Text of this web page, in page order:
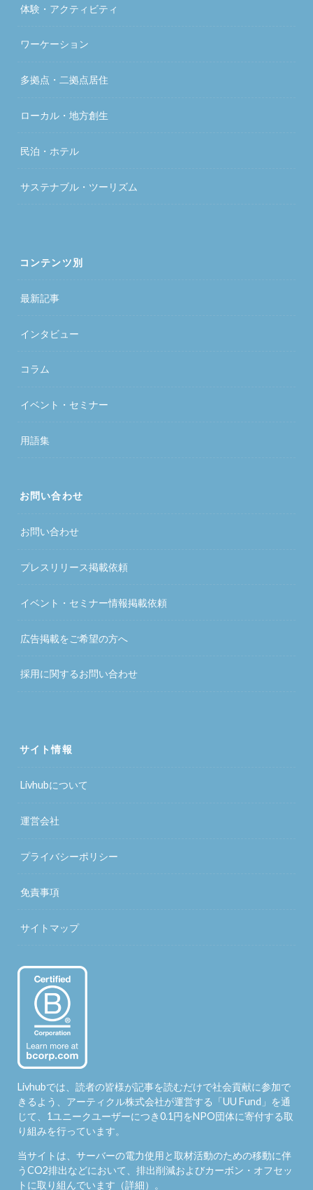
体験・アクティビティ
ワーケーション
多拠点・二拠点居住
ローカル・地方創生
民泊・ホテル
サステナブル・ツーリズム
コンテンツ別
最新記事
インタビュー
コラム
イベント・セミナー
用語集
お問い合わせ
お問い合わせ
プレスリリース掲載依頼
イベント・セミナー情報掲載依頼
広告掲載をご希望の方へ
採用に関するお問い合わせ
サイト情報
Livhubについて
運営会社
プライバシーポリシー
免責事項
サイトマップ
Livhubでは、読者の皆様が記事を読むだけで社会貢献に参加で
きるよう、アーティクル株式会社が運営する「UU Fund 」を通
じて、1ユニークユーザーにつき0.1円をNPO団体に寄付する取
り組みを行っています。
当サイトは、サーバーの電力使用と取材活動のための移動に伴
うCO2排出などにおいて、排出削減およびカーボン・オフセッ
トに取り組んでいます（詳細）。